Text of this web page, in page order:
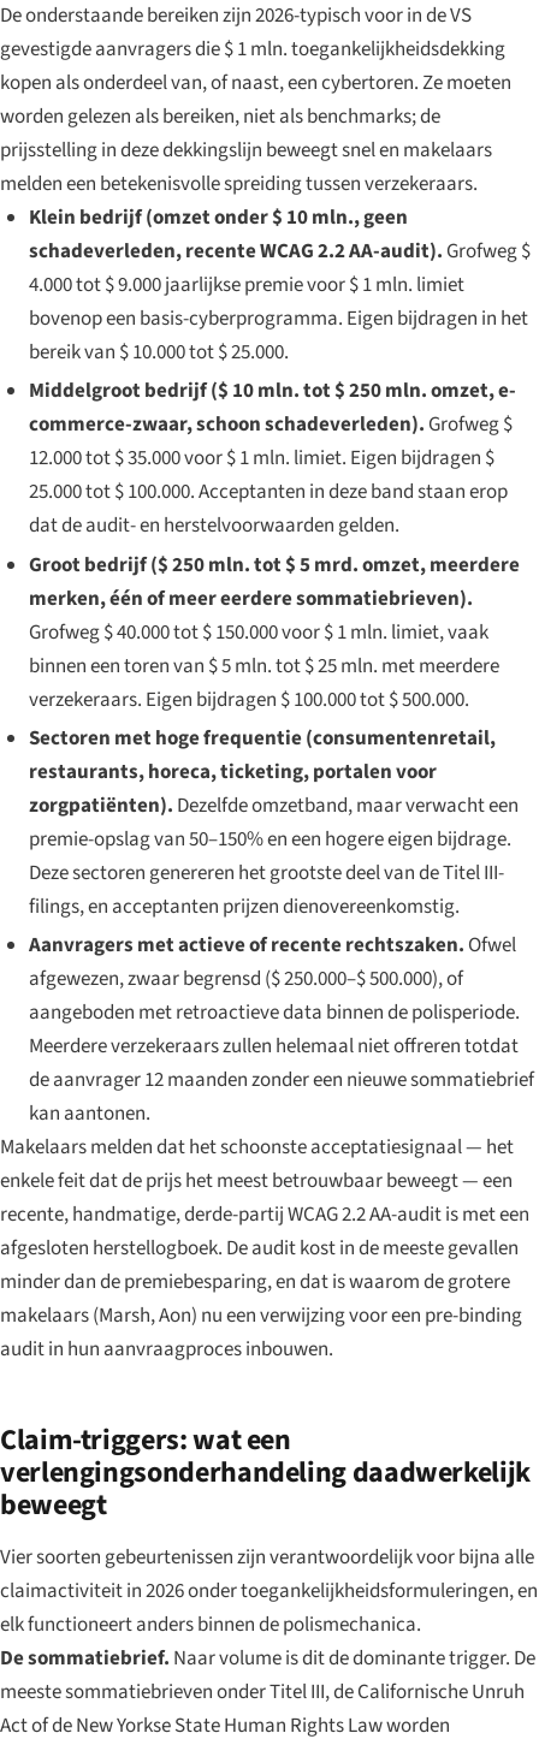
De onderstaande bereiken zijn 2026-typisch voor in de VS
gevestigde aanvragers die $ 1 mln. toegankelijkheidsdekking
kopen als onderdeel van, of naast, een cybertoren. Ze moeten
worden gelezen als bereiken, niet als benchmarks; de
prijsstelling in deze dekkingslijn beweegt snel en makelaars
melden een betekenisvolle spreiding tussen verzekeraars.
Klein bedrijf (omzet onder $ 10 mln., geen
schadeverleden, recente WCAG 2.2 AA-audit). Grofweg $
4.000 tot $ 9.000 jaarlijkse premie voor $ 1 mln. limiet
bovenop een basis-cyberprogramma. Eigen bijdragen in het
bereik van $ 10.000 tot $ 25.000.
Middelgroot bedrijf ($ 10 mln. tot $ 250 mln. omzet, e-
commerce-zwaar, schoon schadeverleden). Grofweg $
12.000 tot $ 35.000 voor $ 1 mln. limiet. Eigen bijdragen $
25.000 tot $ 100.000. Acceptanten in deze band staan erop
dat de audit- en herstelvoorwaarden gelden.
Groot bedrijf ($ 250 mln. tot $ 5 mrd. omzet, meerdere
merken, één of meer eerdere sommatiebrieven).
Grofweg $ 40.000 tot $ 150.000 voor $ 1 mln. limiet, vaak
binnen een toren van $ 5 mln. tot $ 25 mln. met meerdere
verzekeraars. Eigen bijdragen $ 100.000 tot $ 500.000.
Sectoren met hoge frequentie (consumentenretail,
restaurants, horeca, ticketing, portalen voor
zorgpatiënten). Dezelfde omzetband, maar verwacht een
premie-opslag van 50–150% en een hogere eigen bijdrage.
Deze sectoren genereren het grootste deel van de Titel III-
filings, en acceptanten prijzen dienovereenkomstig.
Aanvragers met actieve of recente rechtszaken. Ofwel
afgewezen, zwaar begrensd ($ 250.000–$ 500.000), of
aangeboden met retroactieve data binnen de polisperiode.
Meerdere verzekeraars zullen helemaal niet offreren totdat
de aanvrager 12 maanden zonder een nieuwe sommatiebrief
kan aantonen.
Makelaars melden dat het schoonste acceptatiesignaal — het
enkele feit dat de prijs het meest betrouwbaar beweegt — een
recente, handmatige, derde-partij WCAG 2.2 AA-audit is met een
afgesloten herstellogboek. De audit kost in de meeste gevallen
minder dan de premiebesparing, en dat is waarom de grotere
makelaars (Marsh, Aon) nu een verwijzing voor een pre-binding
audit in hun aanvraagproces inbouwen.
Claim-triggers: wat een
verlengingsonderhandeling daadwerkelijk
beweegt
Vier soorten gebeurtenissen zijn verantwoordelijk voor bijna alle
claimactiviteit in 2026 onder toegankelijkheidsformuleringen, en
elk functioneert anders binnen de polismechanica.
De sommatiebrief. Naar volume is dit de dominante trigger. De
meeste sommatiebrieven onder Titel III, de Californische Unruh
Act of de New Yorkse State Human Rights Law worden